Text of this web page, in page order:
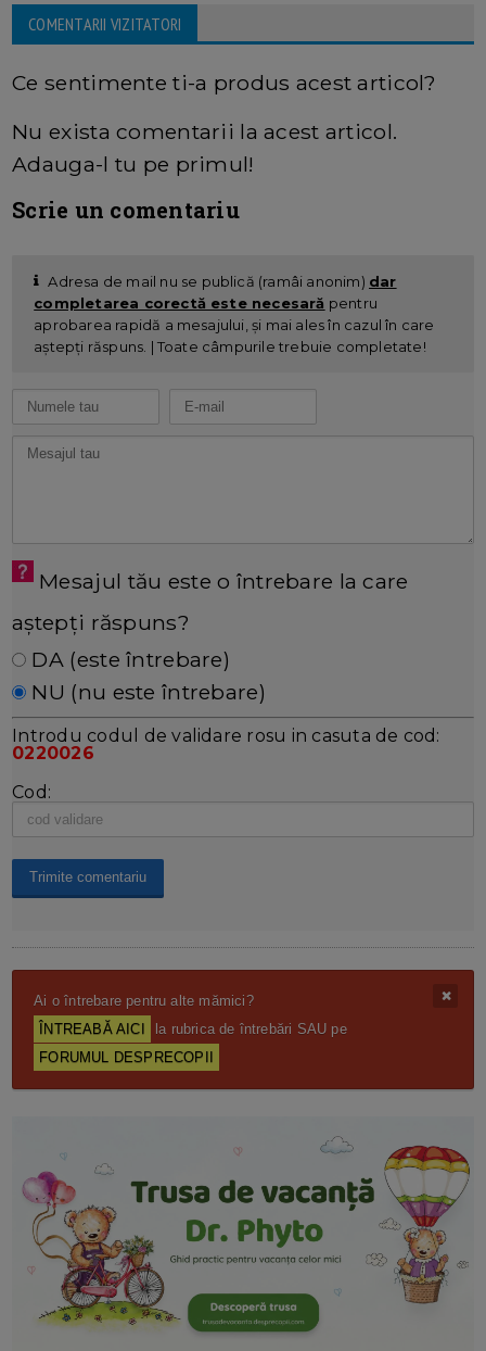
COMENTARII VIZITATORI
Ce sentimente ti-a produs acest articol?
Nu exista comentarii la acest articol.
Adauga-l tu pe primul!
Scrie un comentariu
Adresa de mail nu se publică (ramâi anonim) dar
completarea corectă este necesară pentru
aprobarea rapidă a mesajului, și mai ales în cazul în care
aștepți răspuns. | Toate câmpurile trebuie completate!
Mesajul tău este o întrebare la care
aștepți răspuns?
DA (este întrebare)
NU (nu este întrebare)
Introdu codul de validare rosu in casuta de cod:
0220026
Cod:
Ai o întrebare pentru alte mămici?
ÎNTREABĂ AICI
la rubrica de întrebări SAU pe
FORUMUL DESPRECOPII